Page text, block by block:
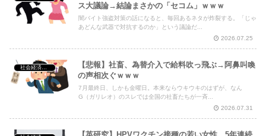
ス大議論→結論まさかの「セコム」ｗｗｗ
闇バイト強盗対策の話になると、毎回あるネタが炸裂する。「じゃ
あどんな武器で対抗するのか」という議論だ...
2026.07.25
【悲報】社畜、為替介入で給料吹っ飛ぶ→阿鼻叫喚
の声相次ぐｗｗｗ
7月最終日、しかも金曜日。本来ならウキウキのはずが、なん
G（ガリレオ）のスレでは全国の社畜たちが一斉...
2026.07.31